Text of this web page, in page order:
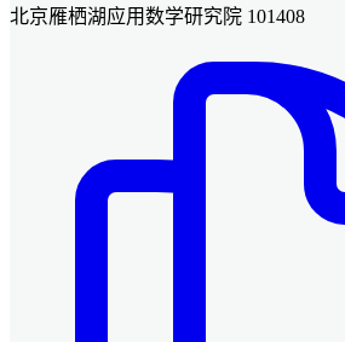
北京雁栖湖应用数学研究院 101408